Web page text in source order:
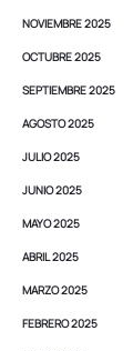
NOVIEMBRE 2025
OCTUBRE 2025
SEPTIEMBRE 2025
AGOSTO 2025
JULIO 2025
JUNIO 2025
MAYO 2025
ABRIL 2025
MARZO 2025
FEBRERO 2025